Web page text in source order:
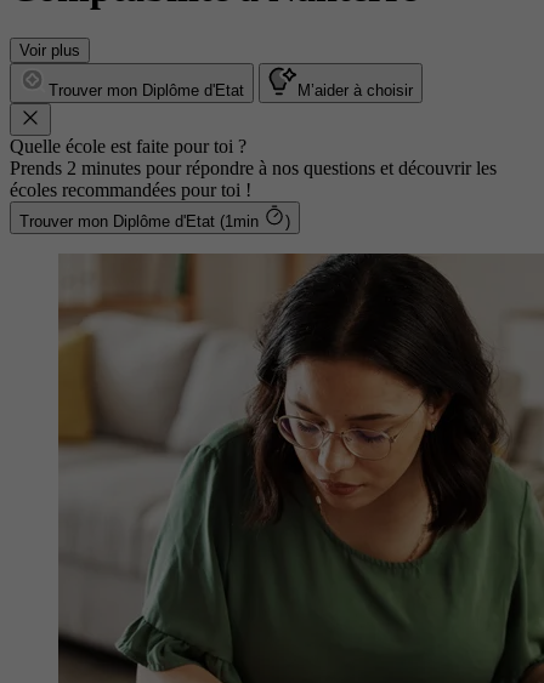
Voir plus
Trouver mon Diplôme d'Etat M’aider à choisir
Quelle école est faite pour toi ?
Prends 2 minutes pour répondre à nos questions et découvrir les
écoles recommandées pour toi !
Trouver mon Diplôme d'Etat (1min )